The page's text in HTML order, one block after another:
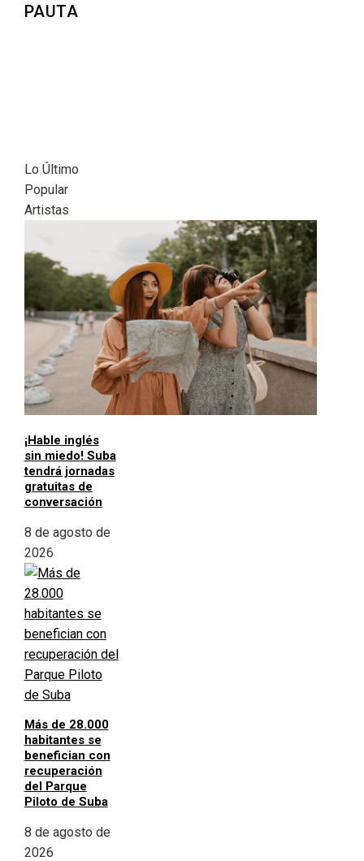
PAUTA
Lo Último
Popular
Artistas
¡Hable inglés
sin miedo! Suba
tendrá jornadas
gratuitas de
conversación
8 de agosto de
2026
Más de 28.000
habitantes se
benefician con
recuperación
del Parque
Piloto de Suba
8 de agosto de
2026